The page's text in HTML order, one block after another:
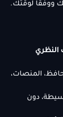
ووفقًا لوقتك.
النظري
المنصات،
دون